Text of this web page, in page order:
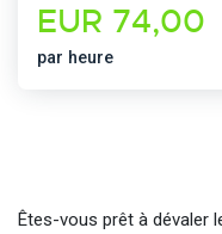
EUR 74,00
par heure
Êtes-vous prêt à dévaler